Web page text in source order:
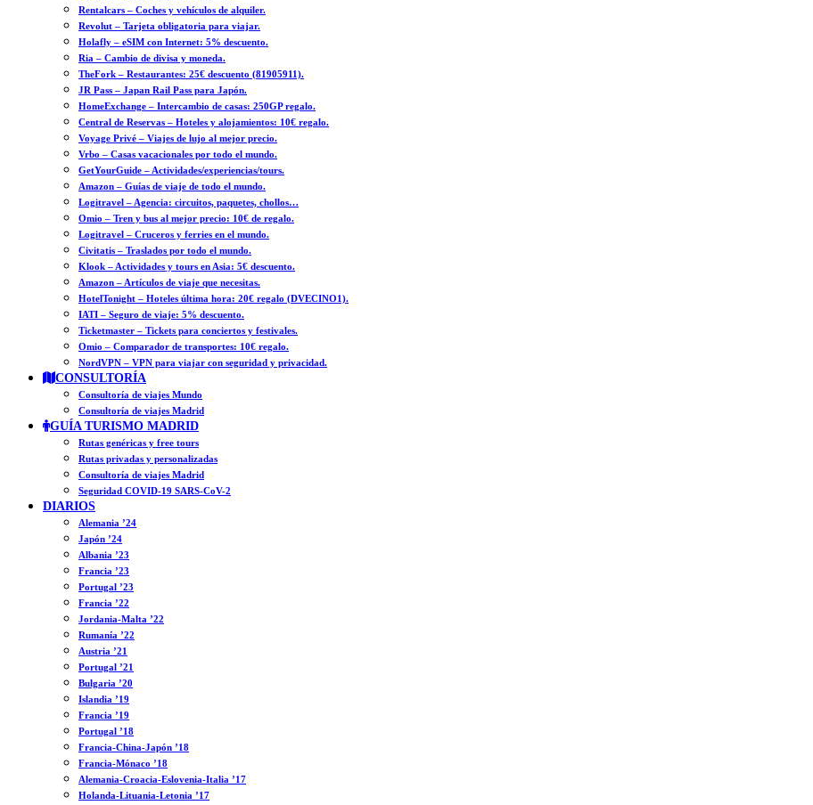
Rentalcars – Coches y vehículos de alquiler.
Revolut – Tarjeta obligatoria para viajar.
Holafly – eSIM con Internet: 5% descuento.
Ria – Cambio de divisa y moneda.
TheFork – Restaurantes: 25€ descuento (81905911).
JR Pass – Japan Rail Pass para Japón.
HomeExchange – Intercambio de casas: 250GP regalo.
Central de Reservas – Hoteles y alojamientos: 10€ regalo.
Voyage Privé – Viajes de lujo al mejor precio.
Vrbo – Casas vacacionales por todo el mundo.
GetYourGuide – Actividades/experiencias/tours.
Amazon – Guías de viaje de todo el mundo.
Logitravel – Agencia: circuitos, paquetes, chollos…
Omio – Tren y bus al mejor precio: 10€ de regalo.
Logitravel – Cruceros y ferries en el mundo.
Civitatis – Traslados por todo el mundo.
Klook – Actividades y tours en Asia: 5€ descuento.
Amazon – Artículos de viaje que necesitas.
HotelTonight – Hoteles última hora: 20€ regalo (DVECINO1).
IATI – Seguro de viaje: 5% descuento.
Ticketmaster – Tickets para conciertos y festivales.
Omio – Comparador de transportes: 10€ regalo.
NordVPN – VPN para viajar con seguridad y privacidad.
CONSULTORÍA
Consultoría de viajes Mundo
Consultoría de viajes Madrid
GUÍA TURISMO MADRID
Rutas genéricas y free tours
Rutas privadas y personalizadas
Consultoría de viajes Madrid
Seguridad COVID-19 SARS-CoV-2
DIARIOS
Alemania ’24
Japón ’24
Albania ’23
Francia ’23
Portugal ’23
Francia ’22
Jordania-Malta ’22
Rumanía ’22
Austria ’21
Portugal ’21
Bulgaria ’20
Islandia ’19
Francia ’19
Portugal ’18
Francia-China-Japón ’18
Francia-Mónaco ’18
Alemania-Croacia-Eslovenia-Italia ’17
Holanda-Lituania-Letonia ’17